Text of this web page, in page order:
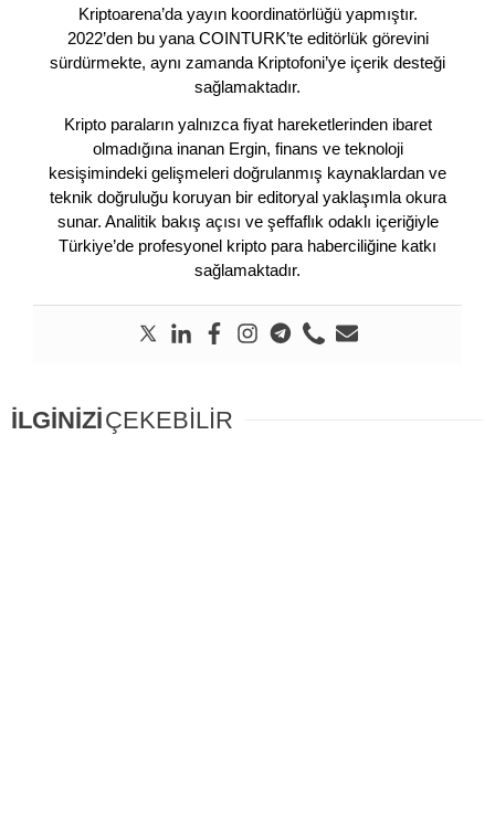
Kriptoarena’da yayın koordinatörlüğü yapmıştır.
2022’den bu yana COINTURK’te editörlük görevini
sürdürmekte, aynı zamanda Kriptofoni’ye içerik desteği
sağlamaktadır.
Kripto paraların yalnızca fiyat hareketlerinden ibaret
olmadığına inanan Ergin, finans ve teknoloji
kesişimindeki gelişmeleri doğrulanmış kaynaklardan ve
teknik doğruluğu koruyan bir editoryal yaklaşımla okura
sunar. Analitik bakış açısı ve şeffaflık odaklı içeriğiyle
Türkiye’de profesyonel kripto para haberciliğine katkı
sağlamaktadır.
İLGİNİZİÇEKEBİLİR